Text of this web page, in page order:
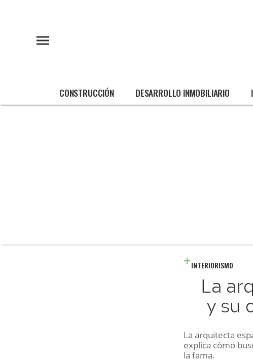
CONSTRUCCIÓN DESARROLLO INMOBILIARIO
INTERIORISMO
La
y su
La arquitecta
explica cómo
la fama.